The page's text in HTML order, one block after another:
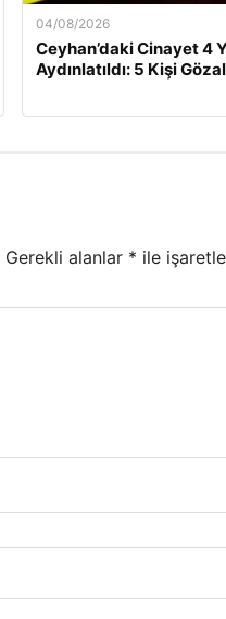
04/08/2026
Ceyhan’daki Cinayet 4
Aydınlatıldı: 5 Kişi
Gerekli alanlar * ile